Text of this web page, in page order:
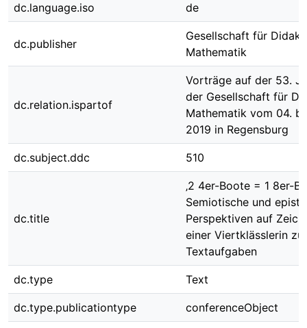
dc.language.iso de
dc.publisher
Gesellschaft für
Mathematik
dc.relation.ispartof
Vorträge auf der 53.
der Gesellschaft für
Mathematik vom 04.
2019 in Regensburg
dc.subject.ddc 510
dc.title
‚2 4er-Boote = 1 8er-
Semiotische und
Perspektiven auf
einer Viertklässlerin zu
Textaufgaben
dc.type Text
dc.type.publicationtype conferenceObject